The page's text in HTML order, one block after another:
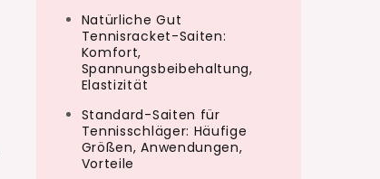
Natürliche Gut
Tennisracket-Saiten:
Komfort,
Spannungsbeibehaltung,
Elastizität
Standard-Saiten für
Tennisschläger: Häufige
Größen, Anwendungen,
Vorteile